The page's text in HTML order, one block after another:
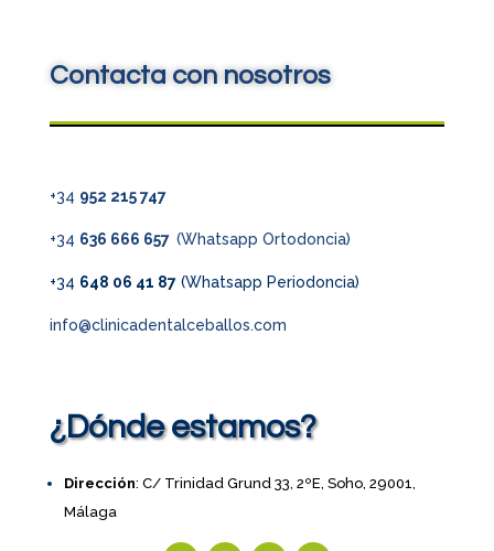
Contacta con nosotros
+34 952 215 747
+34 636 666 657 (Whatsapp Ortodoncia)
+34 648 06 41 87(Whatsapp Periodoncia)
info@clinicadentalceballos.com
¿Dónde estamos?
Dirección: C/ Trinidad Grund 33, 2ºE, Soho, 29001,
Málaga